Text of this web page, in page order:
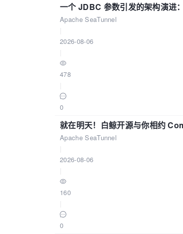
一个 JDBC 参数引发的架构演进
Apache SeaTunnel
2026-08-06
478
0
就在明天！白鲸开源与你相约
Apache SeaTunnel
2026-08-06
160
0